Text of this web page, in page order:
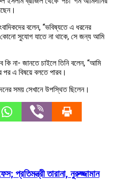
বলেন, “ভবিষ্যতে এ ধরনের
সুযোগ যাতে না থাকে, সে জন্য আমি
কি না- জানতে চাইলে তিনি বলেন, “আমি
পর এ বিষয়ে বলতে পারব।
সময় সেখানে উপস্থিত ছিলেন।
প্রতিমন্ত্রী তারানা, নুরুজ্জামান